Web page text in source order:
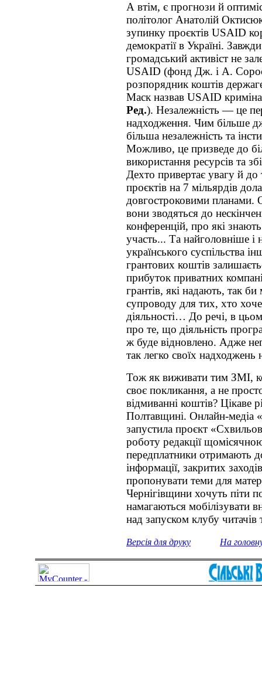
А втім, є прогнози й
політолог Анатолій
зупинку проєктів USAID
демократії в Україні.
громадський активіст не
USAID (фонд Дж. і А.
розпорядник коштів
Маск назвав USAID
Ред.). Незалежність — це
надходження. Чим більше
більша незалежність та
Можливо, це призведе до
використання ресурсів та
Дехто привертає увагу й до
проєктів на 7 мільярдів
довгостроковими планами.
вони зводяться до
конференцій, про які
участь... Та найголовніше і
українського суспільства
грантових коштів
прибуток приватних
грантів, які надають, так
супроводу для тих, хто
діяльності… До речі, в
про те, що діяльність
ж буде відновлено. Адже
так легко своїх надходжень
Тож як виживати тим ЗМІ,
своє покликання, а не
відмиванні коштів? Цікаве
Полтавщині. Онлайн-медіа
запустила проєкт
роботу редакції
передплатники отримають
інформації, закритих
пропонувати теми для
Чернігівщини хочуть піти
намагаються мобілізувати
над запуском клубу
Версія для друку На